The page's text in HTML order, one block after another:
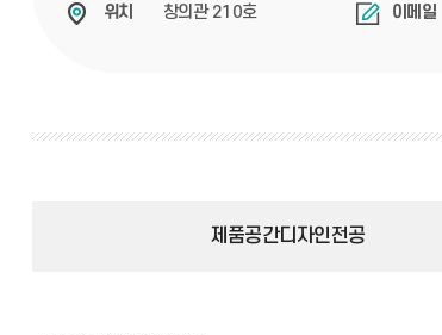
위치 창의관 210호 이메일
제품공간디자인전공